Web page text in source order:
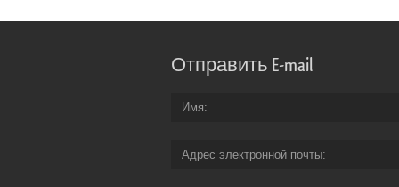
Отправить E-mail
Имя
Адрес электронной почты